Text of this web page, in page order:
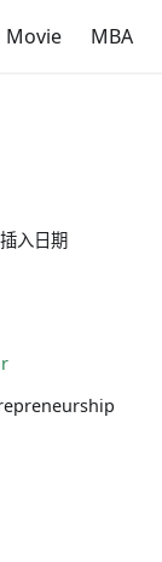
Movie MBA
入日期